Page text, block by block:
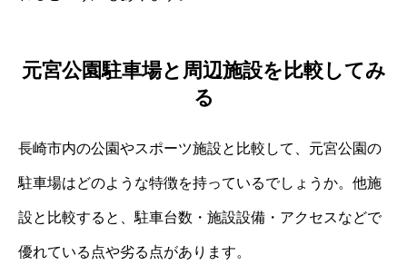
元宮公園駐車場と周辺施設を比較してみ
る
長崎市内の公園やスポーツ施設と比較して、元宮公園の
駐車場はどのような特徴を持っているでしょうか。他施
設と比較すると、駐車台数・施設設備・アクセスなどで
優れている点や劣る点があります。